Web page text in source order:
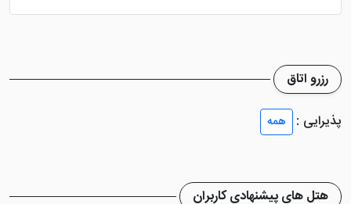
در این هتل آپارتمان تعدادی واحد آپارتمانی وجود دارد که
خوابه همراه با بالکن فرانسوی می شود. در هر یک از این
رزرو اتاق
پذیرایی :
همه
هتل های پیشنهادی کاربران